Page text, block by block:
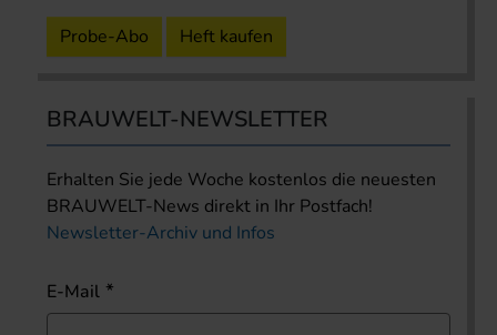
Probe-Abo Heft kaufen
BRAUWELT-NEWSLETTER
Erhalten Sie jede Woche kostenlos die neuesten
BRAUWELT-News direkt in Ihr Postfach!
Newsletter-Archiv und Infos
E-Mail